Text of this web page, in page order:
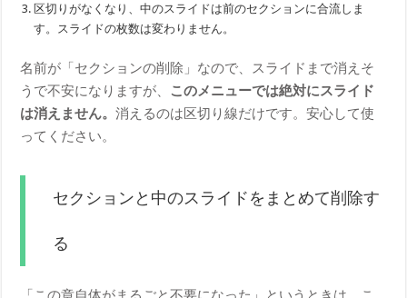
区切りがなくなり、中のスライドは前のセクションに合流しま
す。スライドの枚数は変わりません。
名前が「セクションの削除」なので、スライドまで消えそ
うで不安になりますが、 このメニューでは絶対にスライド
は消えません。消えるのは区切り線だけです。安心して使
ってください。
セクションと中のスライドをまとめて削除す
る